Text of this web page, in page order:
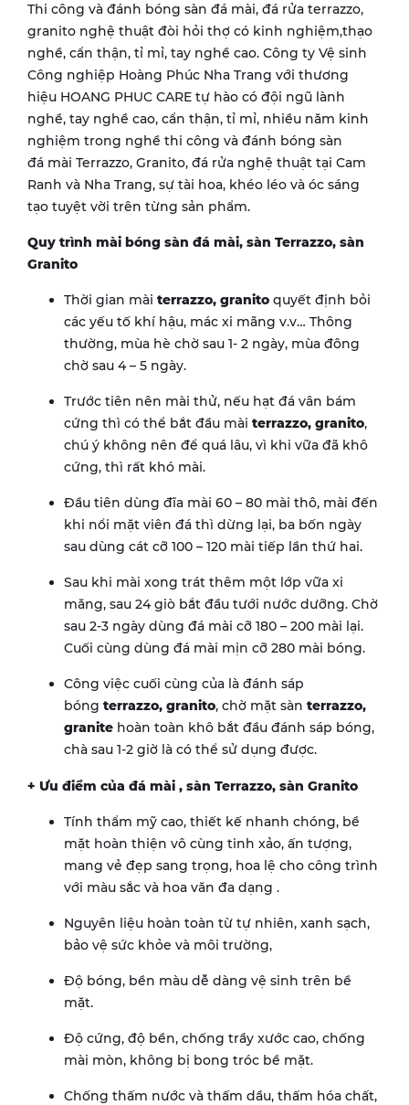
Thi công và đánh bóng sàn đá mài, đá rửa terrazzo,
granito nghệ thuật đòi hỏi thợ có kinh nghiệm,thạo
nghề, cẩn thận, tỉ mỉ, tay nghề cao. Công ty Vệ sinh
Công nghiệp Hoàng Phúc Nha Trang với thương
hiệu HOANG PHUC CARE tự hào có đội ngũ lành
nghề, tay nghề cao, cẩn thận, tỉ mỉ, nhiều năm kinh
nghiệm trong nghề thi công và đánh bóng sàn
đá mài Terrazzo, Granito, đá rửa nghệ thuật tại Cam
Ranh và Nha Trang, sự tài hoa, khéo léo và óc sáng
tạo tuyệt vời trên từng sản phẩm.
Quy trình mài bóng sàn đá mài, sàn Terrazzo, sàn
Granito
Thời gian mài terrazzo, granito quyết định bỏi
các yếu tố khí hậu, mác xi mãng v.v… Thông
thường, mùa hè chờ sau 1- 2 ngày, mùa đông
chờ sau 4 – 5 ngày.
Trước tiên nên mài thử, nếu hạt đá vân bám
cứng thì có thể bắt đầu mài terrazzo, granito,
chú ý không nên để quá lâu, vì khi vữa đã khô
cứng, thì rất khó mài.
Đầu tiên dùng đĩa mài 60 – 80 mài thô, mài đến
khi nổi mặt viên đá thì dừng lại, ba bốn ngày
sau dùng cát cỡ 100 – 120 mài tiếp lần thứ hai.
Sau khi mài xong trát thêm một lớp vữa xi
măng, sau 24 giò bắt đầu tưới nước dưỡng. Chờ
sau 2-3 ngày dùng đá mài cỡ 180 – 200 mài lại.
Cuối cùng dùng đá mài mịn cỡ 280 mài bóng.
Công việc cuối cùng của là đánh sáp
bóng terrazzo, granito, chờ mặt sàn terrazzo,
granite hoàn toàn khô bắt đầu đánh sáp bóng,
chà sau 1-2 giờ là có thể sử dụng được.
+ Ưu điểm của đá mài , sàn Terrazzo, sàn Granito
Tính thẩm mỹ cao, thiết kế nhanh chóng, bề
mặt hoàn thiện vô cùng tinh xảo, ấn tượng,
mang vẻ đẹp sang trọng, hoa lệ cho công trình
với màu sắc và hoa văn đa dạng .
Nguyên liệu hoàn toàn từ tự nhiên, xanh sạch,
bảo vệ sức khỏe và môi trường,
Độ bóng, bền màu dễ dàng vệ sinh trên bề
mặt.
Độ cứng, độ bền, chống trầy xước cao, chống
mài mòn, không bị bong tróc bề mặt.
Chống thấm nước và thấm dầu, thấm hóa chất,